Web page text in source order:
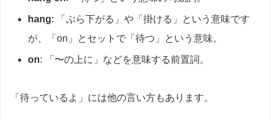
hang: 「ぶら下がる」や「掛ける」という意味です
が、「on」とセットで「待つ」という意味。
on: 「〜の上に」などを意味する前置詞。
「待っているよ」には他の言い方もあります。